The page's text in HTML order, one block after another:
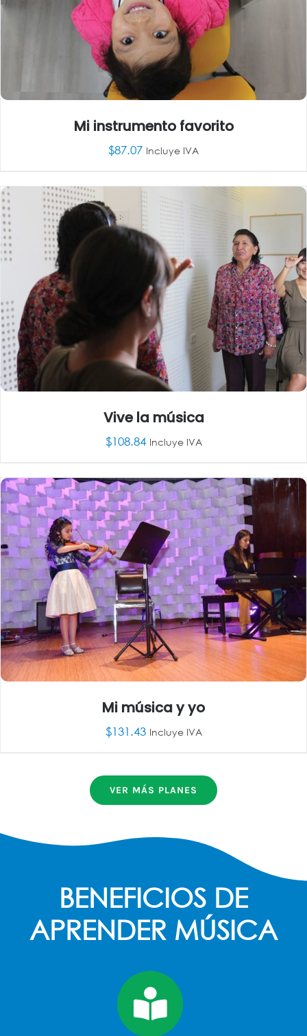
AÑADIR AL CARRITO
Mi instrumento favorito
$87.07 Incluye IVA
AÑADIR AL CARRITO / DETALLES
Vive la música
$108.84 Incluye IVA
AÑADIR AL CARRITO / DETALLES
Mi música y yo
$131.43 Incluye IVA
VER MÁS PLANES
BENEFICIOS DE
APRENDER MÚSICA